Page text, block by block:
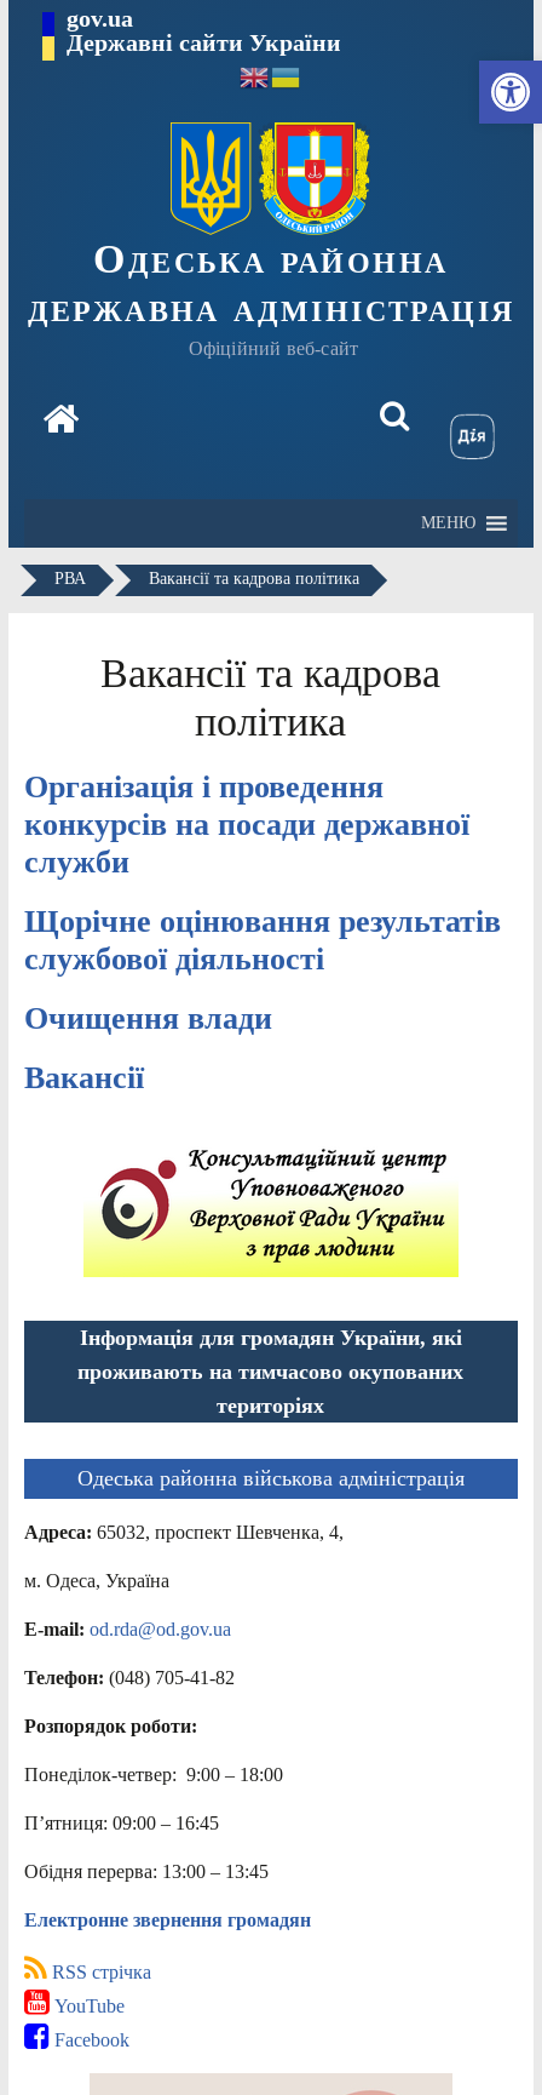
Перейтиgov.ua
Державні сайти України
Одеська районна
державна адміністрація
Офіційний веб-сайт
МЕНЮ
РВА Вакансії та кадрова політика
Вакансії та кадрова
політика
Організація і проведення
конкурсів на посади державної
служби
Щорічне оцінювання результатів
службової діяльності
Очищення влади
Вакансії
Інформація для громадян України, які
проживають на тимчасово окупованих
територіях
Одеська районна військова адміністрація
Адреса: 65032, проспект Шевченка, 4,
м. Одеса, Україна
E-mail: od.rda@od.gov.ua
Телефон: (048) 705-41-82
Розпорядок роботи:
Понеділок-четвер: 9:00 – 18:00
П’ятниця: 09:00 – 16:45
Обідня перерва: 13:00 – 13:45
Електронне звернення громадян
RSS стрічка
YouTube
Facebook